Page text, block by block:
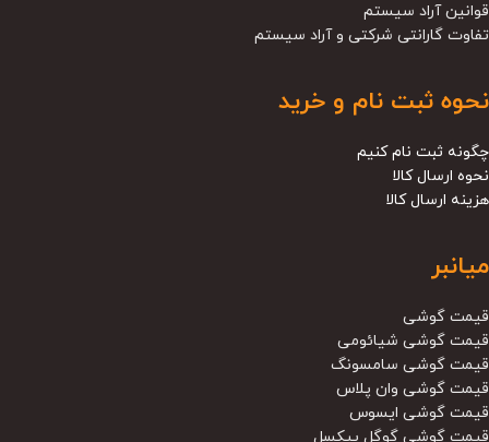
قوانین آراد سیستم
تفاوت گارانتی شرکتی و آراد سیستم
نحوه ثبت نام و خرید
چگونه ثبت نام کنیم
نحوه ارسال کالا
هزینه ارسال کالا
میانبر
قیمت گوشی
قیمت گوشی شیائومی
قیمت گوشی سامسونگ
قیمت گوشی وان پلاس
قیمت گوشی ایسوس
قیمت گوشی گوگل پیکسل